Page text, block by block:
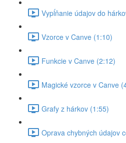
Vypĺňanie údajov do
Vzorce v Canve (1:10)
Funkcie v Canve (2:12)
Magické vzorce v Canve
Grafy z hárkov (1:55)
Oprava chybných údajov